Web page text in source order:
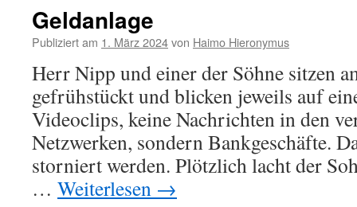
Geldanlage
Publiziert am 1. März 2024von Haimo Hieronymus
Herr Nipp und einer der Söhne sitzen
gefrühstückt und blicken jeweils auf
Videoclips, keine Nachrichten in den
Netzwerken, sondern Bankgeschäfte.
storniert werden. Plötzlich lacht der
… Weiterlesen →